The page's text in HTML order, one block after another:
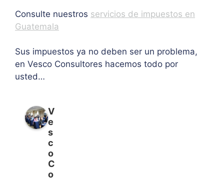
Consulte nuestros servicios de impuestos en
Guatemala
Sus impuestos ya no deben ser un problema,
en Vesco Consultores hacemos todo por
usted…
V
e
s
c
o
C
o